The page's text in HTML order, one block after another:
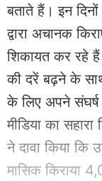
बताते हैं। इन
द्वारा अचानक
शिकायत कर रहे
की दरें बढ़ने के
के लिए अपने
मीडिया का
ने दावा किया
मासिक किराया